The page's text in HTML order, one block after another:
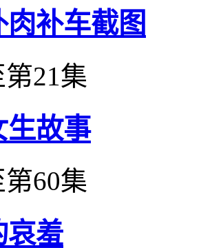
补车截图
21集
生故事
60集
哀羞